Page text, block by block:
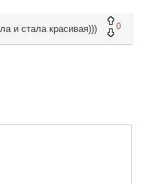
0
и стала красивая)))